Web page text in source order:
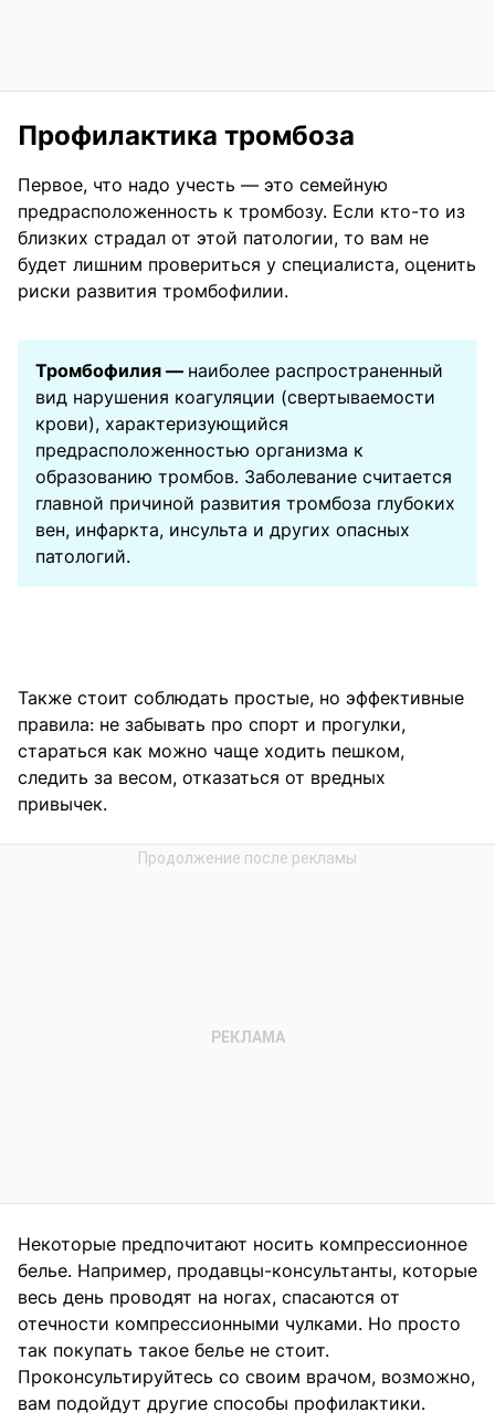
Профилактика тромбоза
Первое, что надо учесть — это семейную
предрасположенность к тромбозу. Если кто-то из
близких страдал от этой патологии, то вам не
будет лишним провериться у специалиста, оценить
риски развития тромбофилии.
Тромбофилия — наиболее распространенный
вид нарушения коагуляции (свертываемости
крови), характеризующийся
предрасположенностью организма к
образованию тромбов. Заболевание считается
главной причиной развития тромбоза глубоких
вен, инфаркта, инсульта и других опасных
патологий.
Также стоит соблюдать простые, но эффективные
правила: не забывать про спорт и прогулки,
стараться как можно чаще ходить пешком,
следить за весом, отказаться от вредных
привычек.
Некоторые предпочитают носить компрессионное
белье. Например, продавцы-консультанты, которые
весь день проводят на ногах, спасаются от
отечности компрессионными чулками. Но просто
так покупать такое белье не стоит.
Проконсультируйтесь со своим врачом, возможно,
вам подойдут другие способы профилактики.